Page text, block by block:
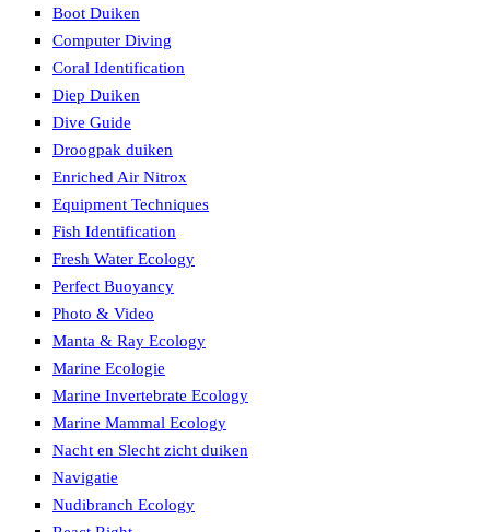
Boot Duiken
Computer Diving
Coral Identification
Diep Duiken
Dive Guide
Droogpak duiken
Enriched Air Nitrox
Equipment Techniques
Fish Identification
Fresh Water Ecology
Perfect Buoyancy
Photo & Video
Manta & Ray Ecology
Marine Ecologie
Marine Invertebrate Ecology
Marine Mammal Ecology
Nacht en Slecht zicht duiken
Navigatie
Nudibranch Ecology